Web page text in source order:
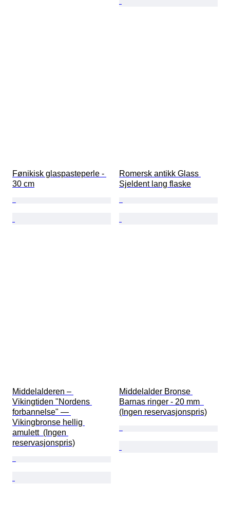
Fønikisk glaspasteperle -
30 cm
Romersk antikk Glass
Sjeldent lang flaske
Middelalderen –
Vikingtiden "Nordens
forbannelse" —
Vikingbronse hellig
amulett  (Ingen
reservasjonspris)
Middelalder Bronse
Barnas ringer - 20 mm
(Ingen reservasjonspris)